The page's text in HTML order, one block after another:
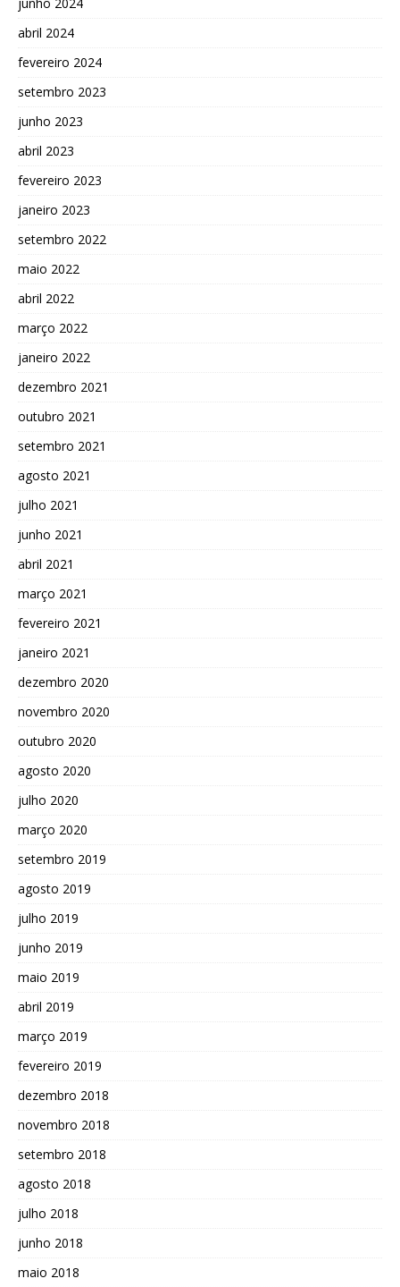
abril 2024
fevereiro 2024
setembro 2023
junho 2023
abril 2023
fevereiro 2023
janeiro 2023
setembro 2022
maio 2022
abril 2022
março 2022
janeiro 2022
dezembro 2021
outubro 2021
setembro 2021
agosto 2021
julho 2021
junho 2021
abril 2021
março 2021
fevereiro 2021
janeiro 2021
dezembro 2020
novembro 2020
outubro 2020
agosto 2020
julho 2020
março 2020
setembro 2019
agosto 2019
julho 2019
junho 2019
maio 2019
abril 2019
março 2019
fevereiro 2019
dezembro 2018
novembro 2018
setembro 2018
agosto 2018
julho 2018
junho 2018
maio 2018